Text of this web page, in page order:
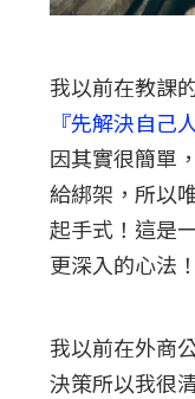
我以前在教課
『先解決自己
因其實很簡單
給綁架，所以
起手式！這是
更深入的心法！
我以前在外商
決策所以我很